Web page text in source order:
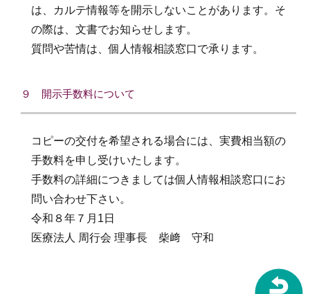
は、カルテ情報等を開示しないことがあります。そ
の際は、文書でお知らせします。
質問や苦情は、個人情報相談窓口で承ります。
９ 開示手数料について
コピーの交付を希望される場合には、実費相当額の
手数料を申し受けいたします。
手数料の詳細につきましては個人情報相談窓口にお
問い合わせ下さい。
令和８年７月1日
医療法人 周行会 理事長 柴﨑 守和